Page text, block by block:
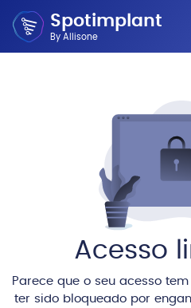
Spotimplant
By Allisone
Acesso
Parece que o seu acesso
ter sido bloqueado por